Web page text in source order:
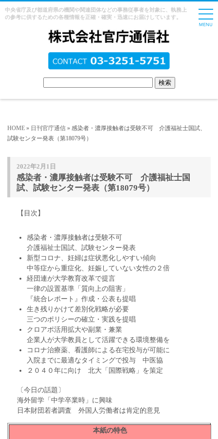
中央省庁及び都道府県の機関や関連団体などの事務従事者を対象に、執務上
の参考に供するための各種情報を正確・確実・迅速にお届けしています。
HOME » 日刊官庁通信 » 感染者・濃厚接触者は受験不可 介護福祉士国試、
試験センター発表（第18079号）
2022年2月1日
感染者・濃厚接触者は受験不可 介護福祉士国
試、試験センター発表（第18079号）
【目次】
感染者・濃厚接触者は受験不可
介護福祉士国試、試験センター発表
新型コロナ、妊婦は症状悪化しやすい傾向
中等症から重症化、妊娠していない女性の２倍
経団連が大学教育改革で提言
一律の設置基準「質向上の阻害」
『統合レポート』作成・公表も提唱
生き残りかけて差別化戦略が必要
三つのポリシーの確立・実践を提唱
クロアポ活用拡大や副業・兼業
企業人が大学教員として活躍できる環境整備を
コロナ治療薬、看護師による在宅投与が可能に
入院までに最適なタイミングで投与 中医協
２０４０年に向け 北大「国際戦略」を策定
〔今日の話題〕
海外留学「中学卒業時」に興味
日本財団若者調査 外国人労働者は肯定的意見
本紙の特色